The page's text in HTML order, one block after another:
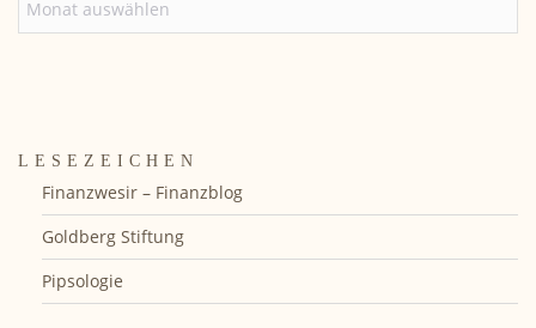
LESEZEICHEN
Finanzwesir – Finanzblog
Goldberg Stiftung
Pipsologie